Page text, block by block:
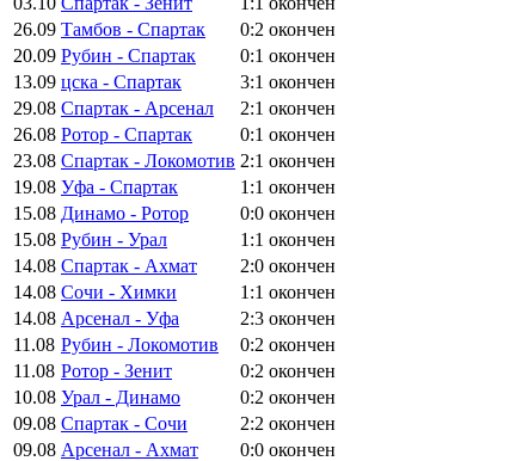
26.09 Тамбов - Спартак 0:2 окончен
20.09 Рубин - Спартак 0:1 окончен
13.09 цска - Спартак 3:1 окончен
29.08 Спартак - Арсенал 2:1 окончен
26.08 Ротор - Спартак 0:1 окончен
23.08 Спартак - Локомотив 2:1 окончен
19.08 Уфа - Спартак 1:1 окончен
15.08 Динамо - Ротор 0:0 окончен
15.08 Рубин - Урал 1:1 окончен
14.08 Спартак - Ахмат 2:0 окончен
14.08 Сочи - Химки 1:1 окончен
14.08 Арсенал - Уфа 2:3 окончен
11.08 Рубин - Локомотив 0:2 окончен
11.08 Ротор - Зенит 0:2 окончен
10.08 Урал - Динамо 0:2 окончен
09.08 Спартак - Сочи 2:2 окончен
09.08 Арсенал - Ахмат 0:0 окончен